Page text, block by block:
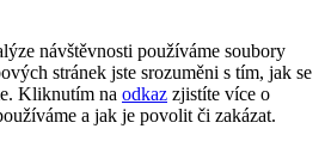
návštěvnosti používáme soubory
stránek jste srozuměni s tím, jak se
Kliknutím na odkaz zjistíte více o
a jak je povolit či zakázat.